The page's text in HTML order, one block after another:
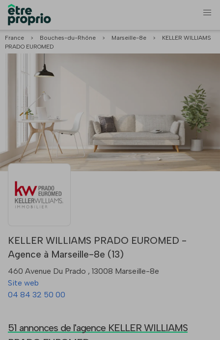
France > Bouches-du-Rhône > Marseille-8e >
KELLER WILLIAMS
PRADO EUROMED
KELLER WILLIAMS PRADO EUROMED -
Agence à Marseille-8e (13)
460 Avenue Du Prado , 13008 Marseille-8e
Site web
04 84 32 50 00
51 annonces de l'agence KELLER WILLIAMS